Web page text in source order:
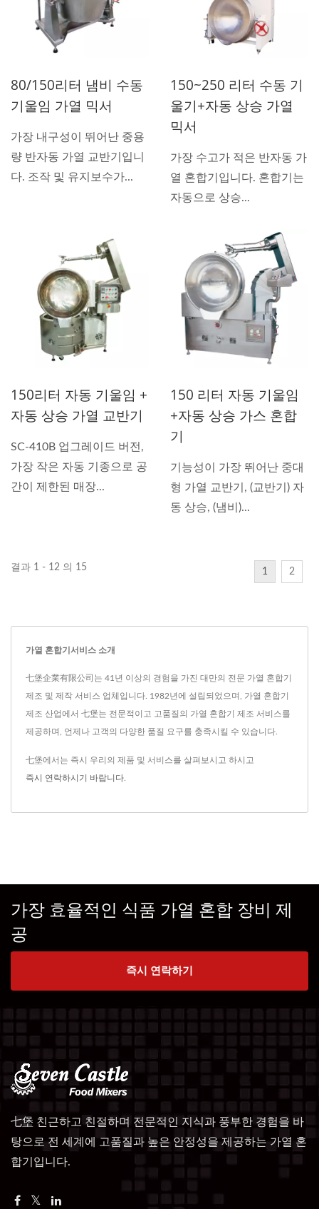
80/150리터 냄비 수동
기울임 가열 믹서
가장 내구성이 뛰어난 중용
량 반자동 가열 교반기입니
다. 조작 및 유지보수가...
150~250 리터 수동 기
울기+자동 상승 가열
믹서
가장 수고가 적은 반자동 가
열 혼합기입니다. 혼합기는
자동으로 상승...
150리터 자동 기울임 +
자동 상승 가열 교반기
SC-410B 업그레이드 버전,
가장 작은 자동 기종으로 공
간이 제한된 매장...
150 리터 자동 기울임
+자동 상승 가스 혼합
기
기능성이 가장 뛰어난 중대
형 가열 교반기, (교반기) 자
동 상승, (냄비)...
결과 1 - 12 의 15 1 2
가열 혼합기서비스 소개
七堡企業有限公司는 41년 이상의 경험을 가진 대만의 전문 가열 혼합기
제조 및 제작 서비스 업체입니다. 1982년에 설립되었으며, 가열 혼합기
제조 산업에서 七堡는 전문적이고 고품질의 가열 혼합기 제조 서비스를
제공하며, 언제나 고객의 다양한 품질 요구를 충족시킬 수 있습니다.
七堡에서는 즉시 우리의 제품 및 서비스를 살펴보시고 하시고
즉시 연락하시기 바랍니다
가장 효율적인 식품 가열 혼합 장비 제
공
즉시 연락하기
七堡 친근하고 친절하며 전문적인 지식과 풍부한 경험을 바
탕으로 전 세계에 고품질과 높은 안정성을 제공하는 가열 혼
합기입니다.